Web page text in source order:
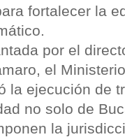
fortalecer la
por el
el
la ejecución de
no solo de
la